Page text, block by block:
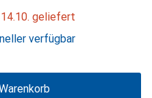
14.10. geliefert
verfügbar